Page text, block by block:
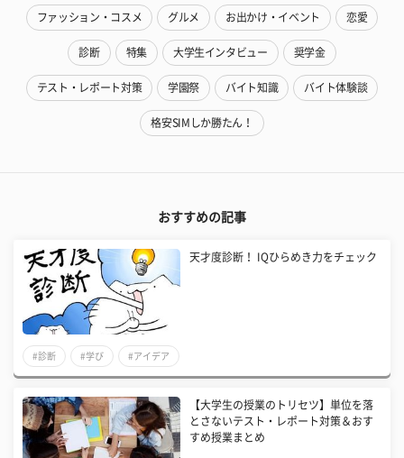
ファッション・コスメ グルメ お出かけ・イベント 恋愛
診断 特集 大学生インタビュー 奨学金
テスト・レポート対策 学園祭 バイト知識 バイト体験談
格安SIMしか勝たん！
おすすめの記事
天才度診断！ IQひらめき力をチェック
#診断 #学び #アイデア
【大学生の授業のトリセツ】単位を落
とさないテスト・レポート対策＆おす
すめ授業まとめ